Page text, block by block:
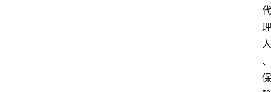
代
理
人
、
保